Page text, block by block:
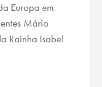
Europa em
Mário
Rainha Isabel